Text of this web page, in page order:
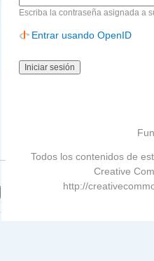
Escriba la contraseña asignada a
Entrar usando OpenID
Todos los contenidos de
Creative
http://